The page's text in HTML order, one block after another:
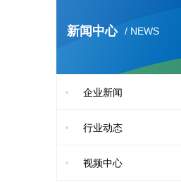
新闻中心 / NEWS
企业新闻
行业动态
视频中心